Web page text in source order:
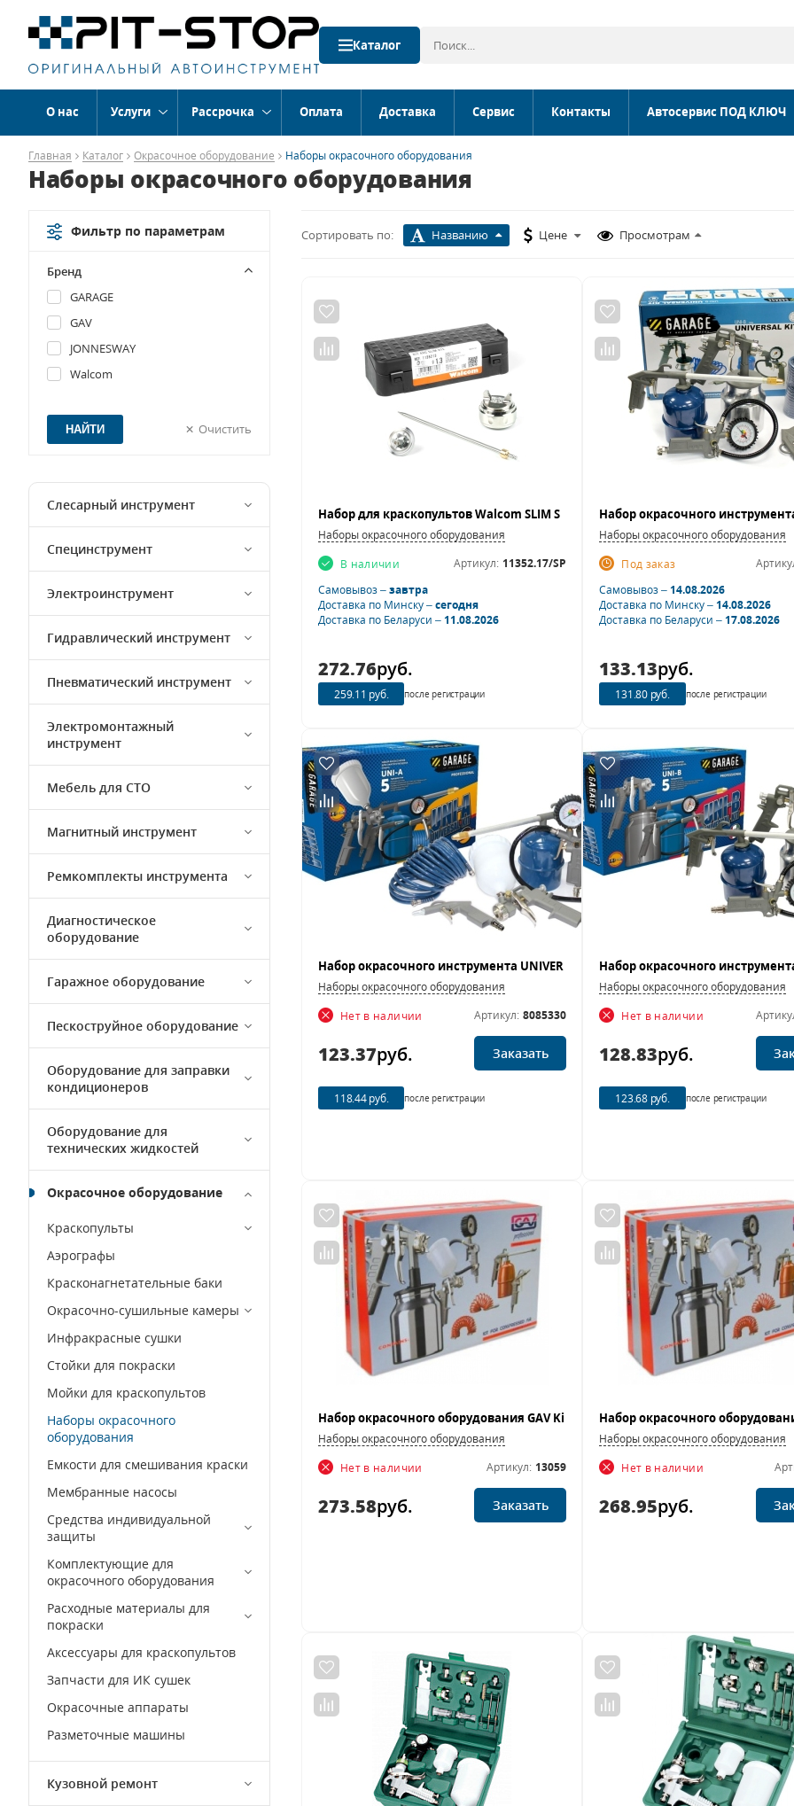
Каталог
О нас Услуги Рассрочка Оплата Доставка Сервис Контакты Автосервис ПОД КЛЮЧ
Главная Каталог Окрасочное оборудование Наборы окрасочного оборудования
Наборы окрасочного оборудования
Фильтр по параметрам
Бренд
GARAGE
GAV
JONNESWAY
Walcom
Очистить
Слесарный инструмент
Специнструмент
Электроинструмент
Гидравлический инструмент
Пневматический инструмент
Электромонтажный
инструмент
Мебель для СТО
Магнитный инструмент
Ремкомплекты инструмента
Диагностическое
оборудование
Гаражное оборудование
Пескоструйное оборудование
Оборудование для заправки
кондиционеров
Оборудование для
технических жидкостей
Окрасочное оборудование
Краскопульты
Аэрографы
Красконагнетательные баки
Окрасочно-сушильные камеры
Инфракрасные сушки
Стойки для покраски
Мойки для краскопультов
Наборы окрасочного
оборудования
Емкости для смешивания краски
Мембранные насосы
Средства индивидуальной
защиты
Комплектующие для
окрасочного оборудования
Расходные материалы для
покраски
Аксессуары для краскопультов
Запчасти для ИК сушек
Окрасочные аппараты
Разметочные машины
Кузовной ремонт
Сортировать по: Названию Цене Просмотрам
Наборы окрасочного оборудования
В наличии
Артикул: 11352.17/SP
Самовывоз –завтра
Доставка по Минску –сегодня
Доставка по Беларуси –11.08.2026
272.76руб.
259.11 руб. после регистрации
Наборы окрасочного оборудования
Под заказ
Самовывоз –14.08.2026
Доставка по Минску –14.08.2026
Доставка по Беларуси –17.08.2026
133.13руб.
131.80 руб. после регистрации
Наборы окрасочного оборудования
Нет в наличии
Артикул: 8085330
123.37руб. Заказать
118.44 руб. после регистрации
Наборы окрасочного оборудования
Нет в наличии
128.83руб.
123.68 руб. после регистрации
Наборы окрасочного оборудования
Нет в наличии
Артикул: 13059
273.58руб. Заказать
Наборы окрасочного оборудования
Нет в наличии
268.95руб.